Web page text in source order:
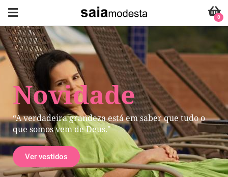
Novidade
“A verdadeira grandeza está em saber que tudo o
que somos vem de Deus."
Ver vestidos
0